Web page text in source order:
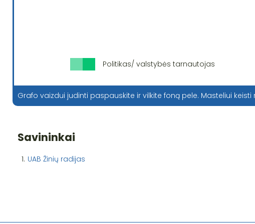
Politikas/ valstybės tarnautojas
Grafo vaizdui judinti paspauskite ir vilkite foną pele. Masteliui
Savininkai
1. UAB Žinių radijas